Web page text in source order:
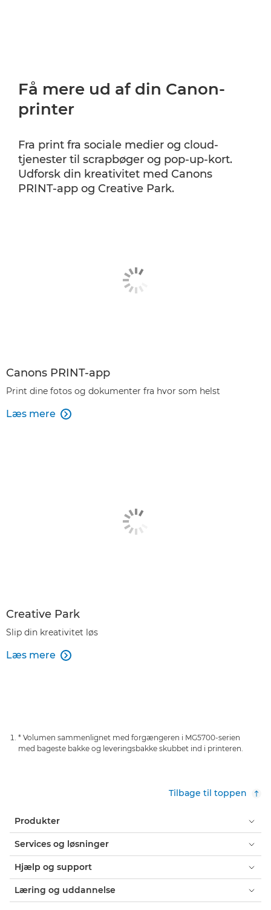
Få mere ud af din Canon-
printer
Fra print fra sociale medier og cloud-
tjenester til scrapbøger og pop-up-kort.
Udforsk din kreativitet med Canons
PRINT-app og Creative Park.
Canons PRINT-app
Print dine fotos og dokumenter fra hvor som helst
Læs mere 
Creative Park
Slip din kreativitet løs
Læs mere 
* Volumen sammenlignet med forgængeren i MG5700-serien
med bageste bakke og leveringsbakke skubbet ind i printeren.
Tilbage til toppen
Produkter
Services og løsninger
Hjælp og support
Læring og uddannelse